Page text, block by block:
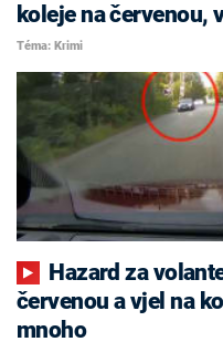
koleje na červenou,
Téma: Krimi
červenou a vjel na
mnoho